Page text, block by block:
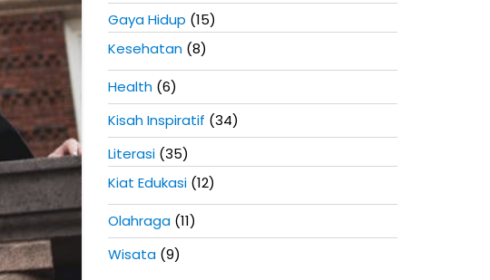
Gaya Hidup (15)
Kesehatan(8)
Health(6)
Kisah Inspiratif (34)
Literasi(35)
Kiat Edukasi(12)
Olahraga(11)
Wisata(9)